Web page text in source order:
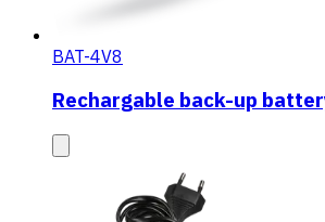
BAT-4V8
Rechargable back-up